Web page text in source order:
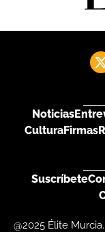
Noticias
CulturaFirmas
Suscríbete
@2025 Élite